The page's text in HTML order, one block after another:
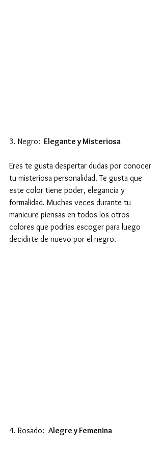
3. Negro: Elegante y Misteriosa
Eres te gusta despertar dudas por conocer
tu misteriosa personalidad. Te gusta que
este color tiene poder, elegancia y
formalidad. Muchas veces durante tu
manicure piensas en todos los otros
colores que podrías escoger para luego
decidirte de nuevo por el negro.
4. Rosado: Alegre y Femenina